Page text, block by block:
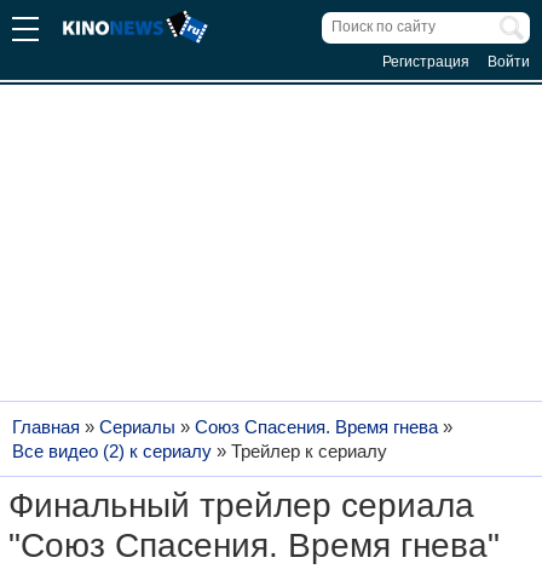
Регистрация Войти
Главная » Сериалы » Союз Спасения. Время гнева »
Все видео (2) к сериалу » Трейлер к сериалу
Финальный трейлер сериала
"Союз Спасения. Время гнева"